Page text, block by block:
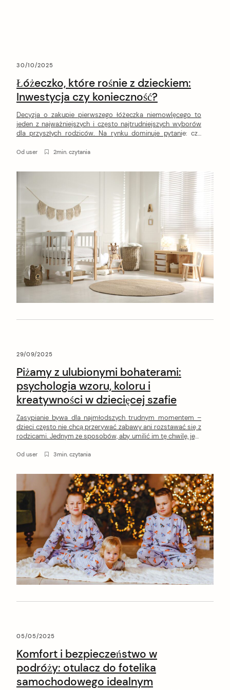
30/10/2025
Łóżeczko, które rośnie z dzieckiem:
Inwestycja czy konieczność?
Decyzja o zakupie pierwszego łóżeczka niemowlęcego to
jeden z najważniejszych i często najtrudniejszych wyborów
dla przyszłych rodziców. Na rynku dominuje pytanie: czy
pierwsze dwa lata, czy może postawić na łóżeczko-
długowieczności? Coraz więcej rodzin skłania się ku drugiej
opcji. Mebel transformowalny, który […]
Od user 2min. czytania
29/09/2025
Piżamy z ulubionymi bohaterami:
psychologia wzoru, koloru i
kreatywności w dziecięcej szafie
Zasypianie bywa dla najmłodszych trudnym momentem –
dzieci często nie chcą przerywać zabawy ani rozstawać się z
rodzicami. Jednym ze sposobów, aby umilić im tę chwilę, jest
postaciami z bajek. To nie tylko element garderoby, ale także
budować pozytywne skojarzenia ze […]
Od user 3min. czytania
05/05/2025
Komfort i bezpieczeństwo w
podróży: otulacz do fotelika
samochodowego idealnym